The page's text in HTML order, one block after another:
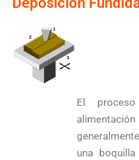
El
una